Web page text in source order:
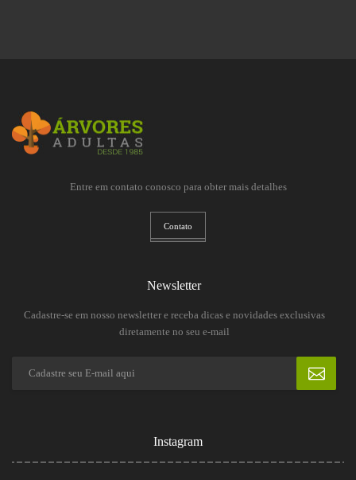
Entre em contato conosco para obter mais detalhes
Contato
Newsletter
Cadastre-se em nosso newsletter e receba dicas e novidades exclusivas
diretamente no seu e-mail
Instagram